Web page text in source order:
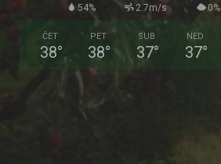
54% 2.7m/s 0%
ČET
38°
PET
38°
SUB
37°
NED
37°